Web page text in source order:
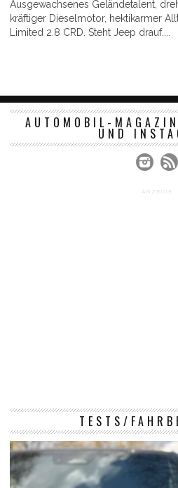
Ausgewachsenes Geländetalent,
kräftiger Dieselmotor, hektikarmer
Limited 2.8 CRD. Steht Jeep drauf....
AUTOMOBIL-
UND
ANZEIGE
TESTS/